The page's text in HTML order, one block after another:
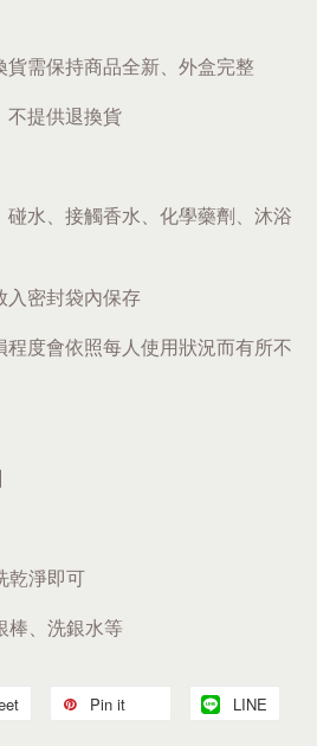
需保持商品全新、外盒完整
提供退換貨
水、接觸香水、化學藥劑、沐浴
密封袋內保存
度會依照每人使用狀況而有所不
乾淨即可
棒、洗銀水等
Pin it LINE